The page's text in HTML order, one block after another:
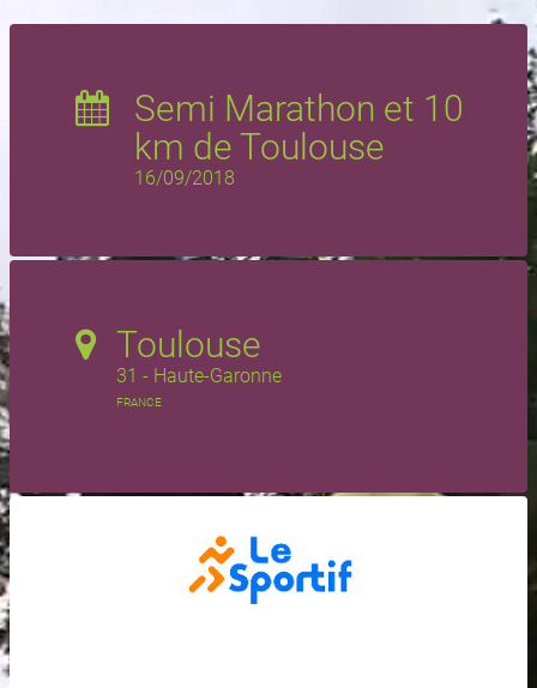
Semi Marathon et 10
km de Toulouse
16/09/2018
Toulouse
31 - Haute-Garonne
FRANCE